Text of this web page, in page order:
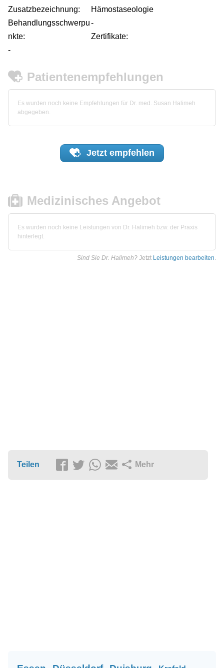
Zusatzbezeichnung:
Hämostaseologie
Behandlungsschwerpu
nkte:
-
Zertifikate:
-
Patientenempfehlungen
Es wurden noch keine Empfehlungen für Dr. med. Susan Halimeh
abgegeben.
Jetzt empfehlen
Medizinisches Angebot
Es wurden noch keine Leistungen von Dr. Halimeh bzw. der Praxis
hinterlegt.
Sind Sie Dr. Halimeh? Jetzt Leistungen bearbeiten.
Teilen Mehr